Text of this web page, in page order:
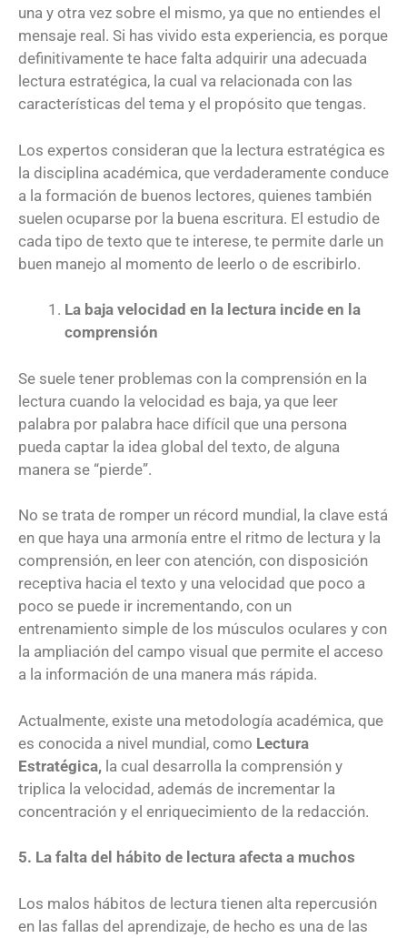
una y otra vez sobre el mismo, ya que no entiendes el
mensaje real. Si has vivido esta experiencia, es porque
definitivamente te hace falta adquirir una adecuada
lectura estratégica, la cual va relacionada con las
características del tema y el propósito que tengas.
Los expertos consideran que la lectura estratégica es
la disciplina académica, que verdaderamente conduce
a la formación de buenos lectores, quienes también
suelen ocuparse por la buena escritura. El estudio de
cada tipo de texto que te interese, te permite darle un
buen manejo al momento de leerlo o de escribirlo.
La baja velocidad en la lectura incide en la
comprensión
Se suele tener problemas con la comprensión en la
lectura cuando la velocidad es baja, ya que leer
palabra por palabra hace difícil que una persona
pueda captar la idea global del texto, de alguna
manera se “pierde”.
No se trata de romper un récord mundial, la clave está
en que haya una armonía entre el ritmo de lectura y la
comprensión, en leer con atención, con disposición
receptiva hacia el texto y una velocidad que poco a
poco se puede ir incrementando, con un
entrenamiento simple de los músculos oculares y con
la ampliación del campo visual que permite el acceso
a la información de una manera más rápida.
Actualmente, existe una metodología académica, que
es conocida a nivel mundial, como Lectura
Estratégica, la cual desarrolla la comprensión y
triplica la velocidad, además de incrementar la
concentración y el enriquecimiento de la redacción.
5. La falta del hábito de lectura afecta a muchos
Los malos hábitos de lectura tienen alta repercusión
en las fallas del aprendizaje, de hecho es una de las